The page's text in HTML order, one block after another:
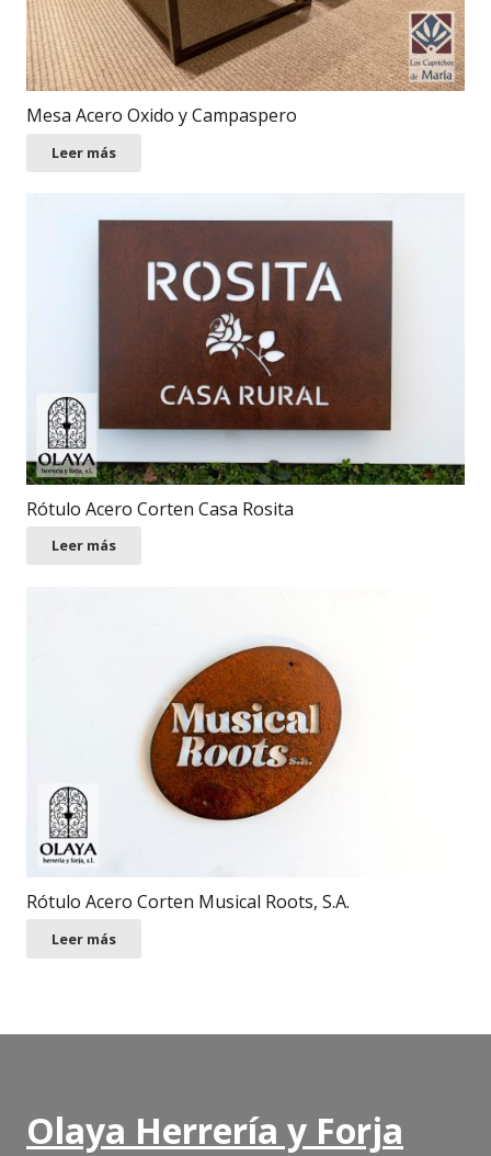
Mesa Acero Oxido y Campaspero
Leer más
Rótulo Acero Corten Casa Rosita
Leer más
Rótulo Acero Corten Musical Roots, S.A.
Leer más
Olaya Herrería y Forja